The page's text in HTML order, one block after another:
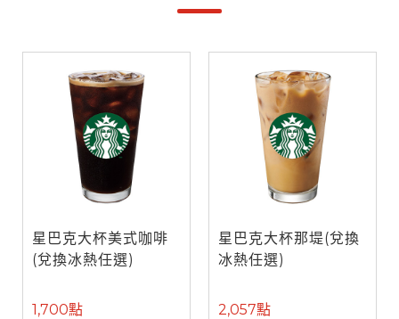
星巴克大杯美式咖啡
(兌換冰熱任選)
1,700點
星巴克大杯那堤(兌換
冰熱任選)
2,057點